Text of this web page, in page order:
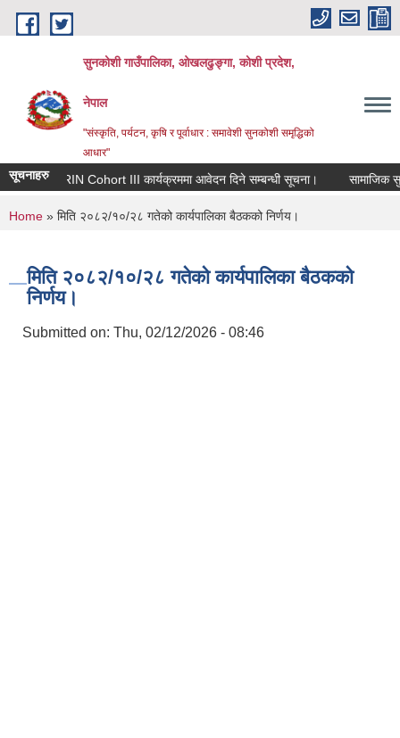
Skip to main content
सुनकोशी गाउँपालिका, ओखलढुङ्गा, कोशी प्रदेश,
नेपाल
"संस्कृति, पर्यटन, कृषि र पूर्वाधार : समावेशी सुनकोशी समृद्धिको
आधार"
सूचनाहरुRIN Cohort III कार्यक्रममा आवेदन दिने सम्बन्धी सूचना। सामाजिक
You are here
Home » मिति २०८२/१०/२८ गतेको कार्यपालिका बैठकको निर्णय।
मिति २०८२/१०/२८ गतेको कार्यपालिका बैठकको
निर्णय।
Submitted on: Thu, 02/12/2026 - 08:46